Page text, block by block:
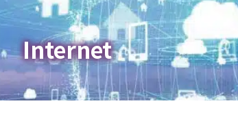
AI (ChatGPT ฯลฯ)
อาชญากรรมไซเบอร์
การบรรเทา
การระบุตัวต
Internet